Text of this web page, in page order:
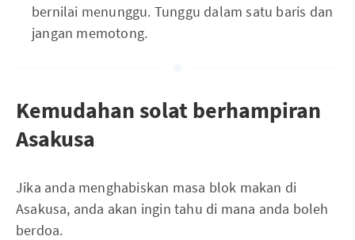
bernilai menunggu. Tunggu dalam satu baris dan
jangan memotong.
Kemudahan solat berhampiran
Asakusa
Jika anda menghabiskan masa blok makan di
Asakusa, anda akan ingin tahu di mana anda boleh
berdoa.